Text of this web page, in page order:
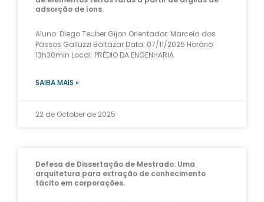
adsorção de íons.
Aluno: Diego Teuber Gijon Orientador: Marcela dos
Passos Galluzzi Baltazar Data: 07/11/2025 Horário:
13h30min Local: PRÉDIO DA ENGENHARIA
SAIBA MAIS »
22 de October de 2025
Defesa de Dissertação de Mestrado: Uma
arquitetura para extração de conhecimento
tácito em corporações.